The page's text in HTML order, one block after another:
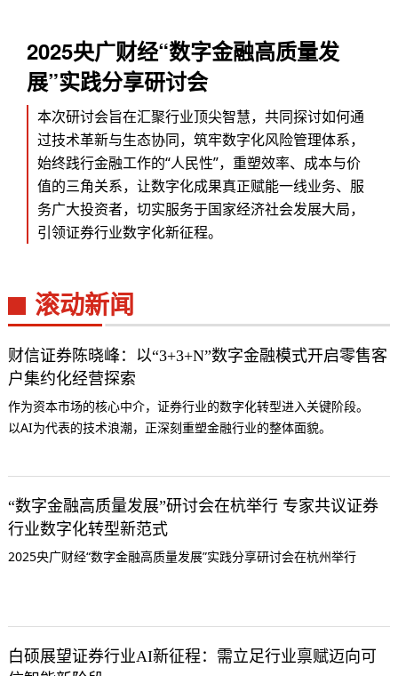
2025央广财经“数字金融高质量发
展”实践分享研讨会
本次研讨会旨在汇聚行业顶尖智慧，共同探讨如何通
过技术革新与生态协同，筑牢数字化风险管理体系，
始终践行金融工作的“人民性”，重塑效率、成本与价
值的三角关系，让数字化成果真正赋能一线业务、服
务广大投资者，切实服务于国家经济社会发展大局，
引领证券行业数字化新征程。
滚动新闻
财信证券陈晓峰：以“3+3+N”数字金融模式开启零售客
户集约化经营探索
作为资本市场的核心中介，证券行业的数字化转型进入关键阶段。
以AI为代表的技术浪潮，正深刻重塑金融行业的整体面貌。
“数字金融高质量发展”研讨会在杭举行 专家共议证券
行业数字化转型新范式
2025央广财经“数字金融高质量发展”实践分享研讨会在杭州举行
白硕展望证券行业AI新征程：需立足行业禀赋迈向可